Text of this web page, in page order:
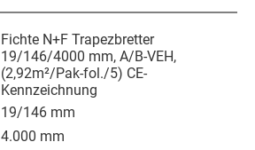
Fichte N+F Trapezbretter
19/146/4000 mm, A/B-VEH,
(2,92m²/Pak-fol./5) CE-
Kennzeichnung
19/146 mm
4.000 mm